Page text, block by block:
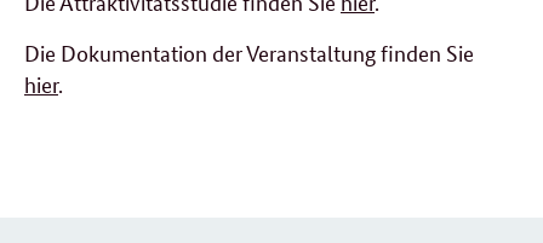
Die Dokumentation der Veranstaltung finden Sie
hier.